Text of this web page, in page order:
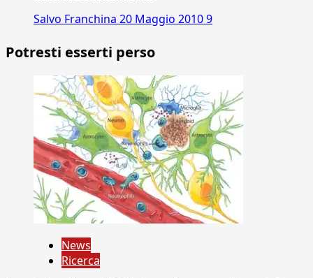
Salvo Franchina 20 Maggio 20109
Potresti esserti perso
News
Ricerca